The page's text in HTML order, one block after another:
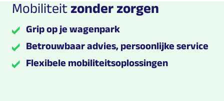
Mobiliteit zonder zorgen
Grip op je wagenpark
Betrouwbaar advies, persoonlijke service
Flexibele mobiliteitsoplossingen